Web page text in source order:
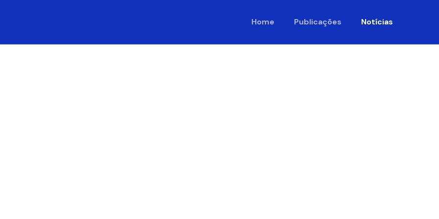
Home Publicações Notícias